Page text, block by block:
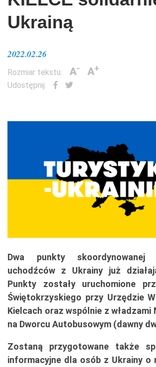
Ukrainą
2022.02.26
Rozmiar tekstu: A- A+
Udostępnij:
Dwa punkty
uchodźców z Ukrainy już
Punkty zostały uruchomione
Świętokrzyskiego przy Urzędzie
Kielcach oraz wspólnie z władzami
na Dworcu Autobusowym (dawny
Zostaną przygotowane także
informacyjne dla osób z Ukrainy o